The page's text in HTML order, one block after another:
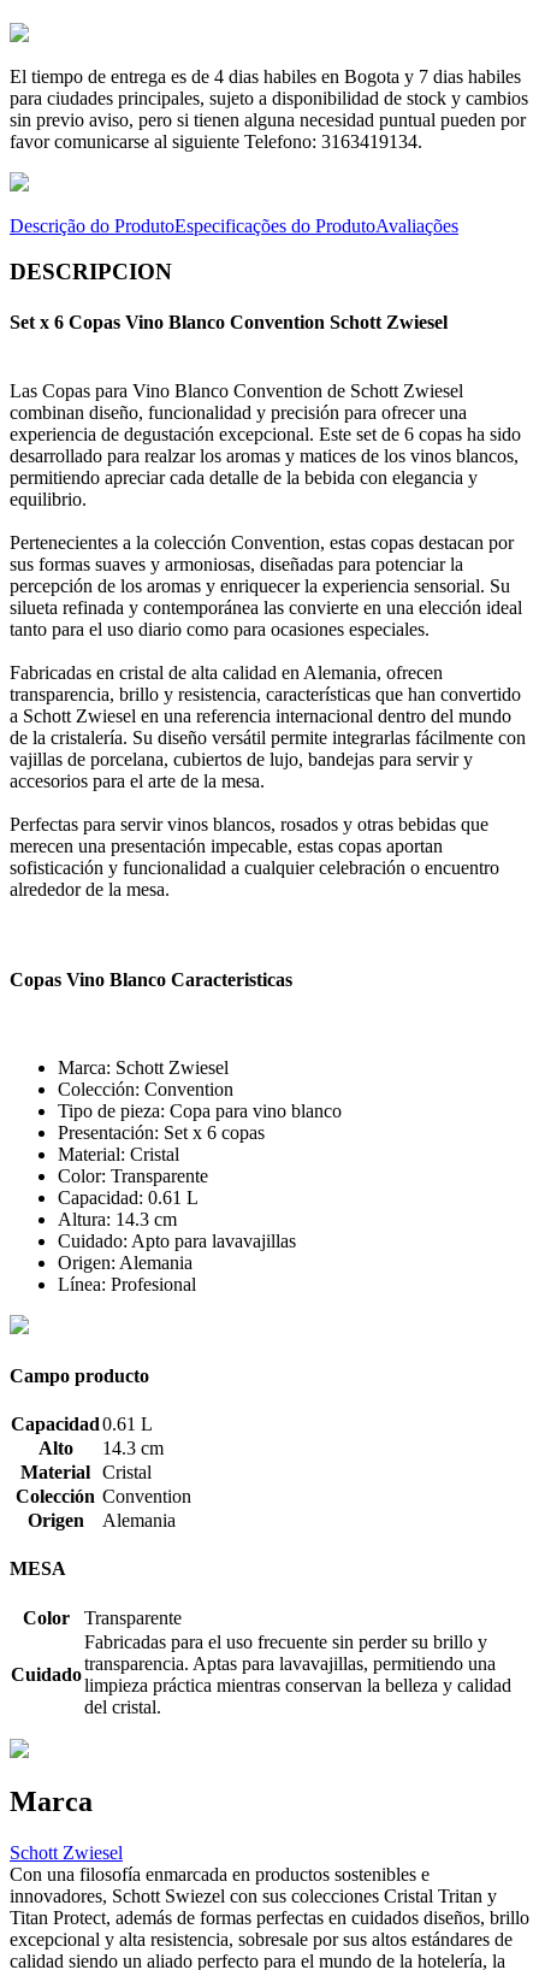
El tiempo de entrega es de 4 dias habiles en Bogota y 7 dias habiles
para ciudades principales, sujeto a disponibilidad de stock y cambios
sin previo aviso, pero si tienen alguna necesidad puntual pueden por
favor comunicarse al siguiente Telefono: 3163419134.
Descrição do ProdutoEspecificações do ProdutoAvaliações
DESCRIPCION
Set x 6 Copas Vino Blanco Convention Schott Zwiesel
Las Copas para Vino Blanco Convention de Schott Zwiesel
combinan diseño, funcionalidad y precisión para ofrecer una
experiencia de degustación excepcional. Este set de 6 copas ha sido
desarrollado para realzar los aromas y matices de los vinos blancos,
permitiendo apreciar cada detalle de la bebida con elegancia y
equilibrio.
Pertenecientes a la colección Convention, estas copas destacan por
sus formas suaves y armoniosas, diseñadas para potenciar la
percepción de los aromas y enriquecer la experiencia sensorial. Su
silueta refinada y contemporánea las convierte en una elección ideal
tanto para el uso diario como para ocasiones especiales.
Fabricadas en cristal de alta calidad en Alemania, ofrecen
transparencia, brillo y resistencia, características que han convertido
a Schott Zwiesel en una referencia internacional dentro del mundo
de la cristalería. Su diseño versátil permite integrarlas fácilmente con
vajillas de porcelana, cubiertos de lujo, bandejas para servir y
accesorios para el arte de la mesa.
Perfectas para servir vinos blancos, rosados y otras bebidas que
merecen una presentación impecable, estas copas aportan
sofisticación y funcionalidad a cualquier celebración o encuentro
alrededor de la mesa.
Copas Vino Blanco Caracteristicas
Marca: Schott Zwiesel
Colección: Convention
Tipo de pieza: Copa para vino blanco
Presentación: Set x 6 copas
Material: Cristal
Color: Transparente
Capacidad: 0.61 L
Altura: 14.3 cm
Cuidado: Apto para lavavajillas
Origen: Alemania
Línea: Profesional
Campo producto
Capacidad0.61 L
Alto
14.3 cm
Material Cristal
Colección Convention
Origen
Alemania
MESA
Color Transparente
Cuidado
Fabricadas para el uso frecuente sin perder su brillo y
transparencia. Aptas para lavavajillas, permitiendo una
limpieza práctica mientras conservan la belleza y calidad
del cristal.
Marca
Schott Zwiesel
Con una filosofía enmarcada en productos sostenibles e
innovadores, Schott Swiezel con sus colecciones Cristal Tritan y
Titan Protect, además de formas perfectas en cuidados diseños, brillo
excepcional y alta resistencia, sobresale por sus altos estándares de
calidad siendo un aliado perfecto para el mundo de la hotelería, la